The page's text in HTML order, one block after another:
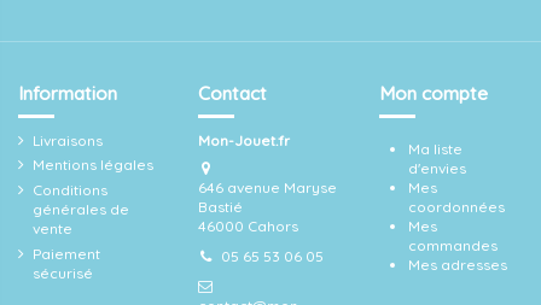
Information
Livraisons
Mentions légales
Conditions
générales de
vente
Paiement
sécurisé
Contact
Mon-Jouet.fr
646 avenue Maryse
Bastié
46000 Cahors
05 65 53 06 05
Mon compte
Ma liste
d'envies
Mes
coordonnées
Mes
commandes
Mes adresses